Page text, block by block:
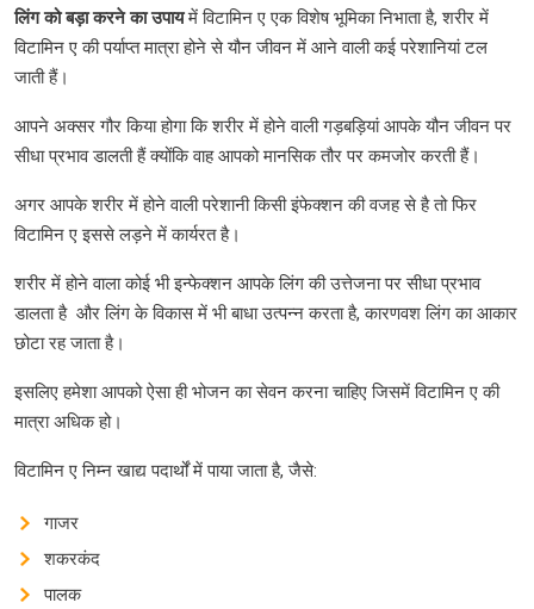
लिंगकोबड़ाकरनेकाउपायमें विटामिन ए एक विशेष भूमिका निभाता है, शरीर में
विटामिन ए की पर्याप्त मात्रा होने से यौन जीवन में आने वाली कई परेशानियां टल
जाती हैं।
आपने अक्सर गौर किया होगा कि शरीर में होने वाली गड़बड़ियां आपके यौन जीवन पर
सीधा प्रभाव डालती हैं क्योंकि वाह आपको मानसिक तौर पर कमजोर करती हैं।
अगर आपके शरीर में होने वाली परेशानी किसी इंफेक्शन की वजह से है तो फिर
विटामिन ए इससे लड़ने में कार्यरत है।
शरीर में होने वाला कोई भी इन्फेक्शन आपके लिंग की उत्तेजना पर सीधा प्रभाव
डालता है और लिंग के विकास में भी बाधा उत्पन्न करता है, कारणवश लिंग का आकार
छोटा रह जाता है।
इसलिए हमेशा आपको ऐसा ही भोजन का सेवन करना चाहिए जिसमें विटामिन ए की
मात्रा अधिक हो।
विटामिन ए निम्न खाद्य पदार्थों में पाया जाता है, जैसे:
गाजर
शकरकंद
पालक